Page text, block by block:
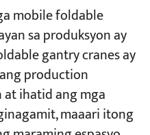
mobile foldable
sa produksyon ay
gantry cranes ay
production
ihatid ang mga
maaari itong